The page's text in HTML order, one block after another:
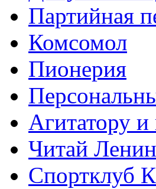
Партийная
Комсомол
Пионерия
Агитатору и
Читай
Спортклуб